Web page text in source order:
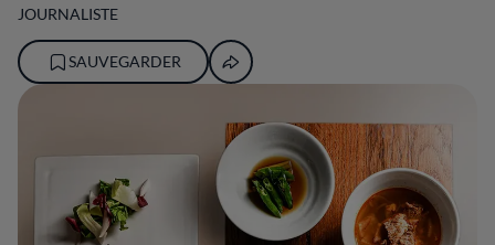
JOURNALISTE
SAUVEGARDER